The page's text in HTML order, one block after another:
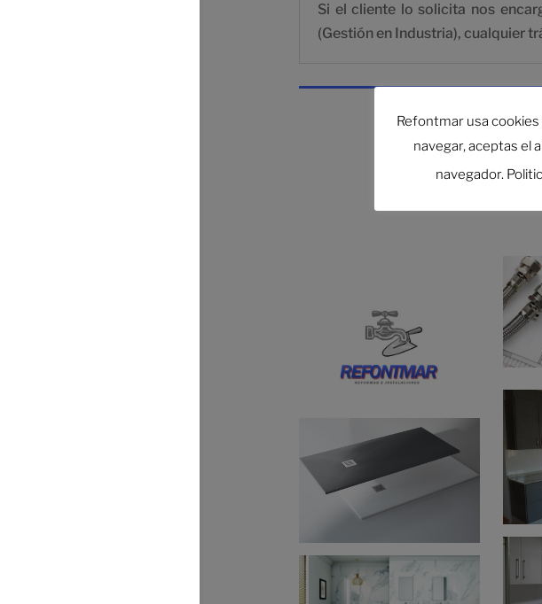
Si el cliente lo solicita nos
(Gestión en Industria), cualquier
Refontmar usa
navegar, aceptas el
navegador.